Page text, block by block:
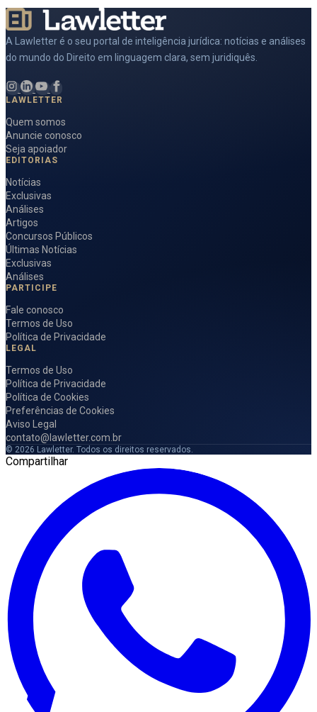
A Lawletter é o seu portal de inteligência jurídica: notícias e análises
do mundo do Direito em linguagem clara, sem juridiquês.
LAWLETTER
Quem somos
Anuncie conosco
Seja apoiador
EDITORIAS
Notícias
Exclusivas
Análises
Artigos
Concursos Públicos
Últimas Notícias
Exclusivas
Análises
PARTICIPE
Fale conosco
Termos de Uso
Política de Privacidade
LEGAL
Termos de Uso
Política de Privacidade
Política de Cookies
Preferências de Cookies
Aviso Legal
contato@lawletter.com.br
© 2026 Lawletter. Todos os direitos reservados.
Compartilhar